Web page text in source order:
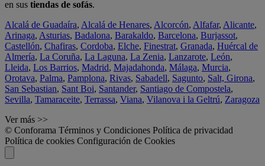
en sus tiendas de sofás.
Alcalá de Guadaíra, Alcalá de Henares, Alcorcón, Alfafar, Alicante,
Arinaga, Asturias, Badalona, Barakaldo, Barcelona, Burjassot,
Castellón, Chafiras, Cordoba, Elche, Finestrat, Granada, Huércal de
Almería, La Coruña, La Laguna, La Zenia, Lanzarote, León,
Lleida, Los Barrios, Madrid, Majadahonda, Málaga, Murcia,
Orotava, Palma, Pamplona, Rivas, Sabadell, Sagunto, Salt, Girona,
San Sebastian, Sant Boi, Santander, Santiago de Compostela,
Sevilla, Tamaraceite, Terrassa, Viana, Vilanova i la Geltrú, Zaragoza
Ver más >>
© Conforama Términos y Condiciones Política de privacidad
Política de cookies Configuración de Cookies